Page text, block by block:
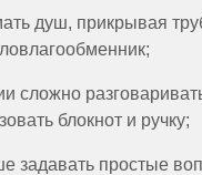
душ, прикрывая
сложно
блокнот и ручку;
задавать простые